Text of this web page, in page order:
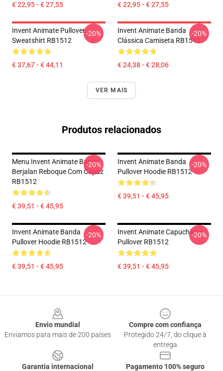
€ 22,95 - € 27,55 € 22,95 - € 27,55
Invent Animate Pullover
Sweatshirt RB1512
€ 37,67 - € 44,11
-20%
Invent Animate Banda
Clássica Camiseta RB1512
€ 24,38 - € 28,06
-20%
VER MAIS
Produtos relacionados
Menu Invent Animate Banda
Berjalan Reboque Com Capuz
RB1512
€ 39,51 - € 45,95
-20%
Invent Animate Banda
Pullover Hoodie RB1512
€ 39,51 - € 45,95
-20%
Invent Animate Banda
Pullover Hoodie RB1512
€ 39,51 - € 45,95
-20%
Invent Animate Capuchinho
Pullover RB1512
€ 39,51 - € 45,95
-20%
Envio mundial
Enviamos para mais de 200 países
Compre com confiança
Protegido 24/7, do clique à
entrega
Garantia internacional
Pagamento 100% seguro